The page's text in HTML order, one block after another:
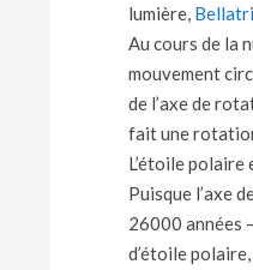
lumière,
Au cours de la
mouvement
de l’axe de
fait une
L’étoile
Puisque l’axe
26000 années
d’étoile